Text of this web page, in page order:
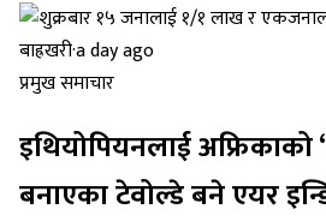
बाह्रखरी·a day ago
प्रमुख समाचार
इथियोपियनलाई अफ्रिकाको
बनाएका टेवोल्डे बने एयर